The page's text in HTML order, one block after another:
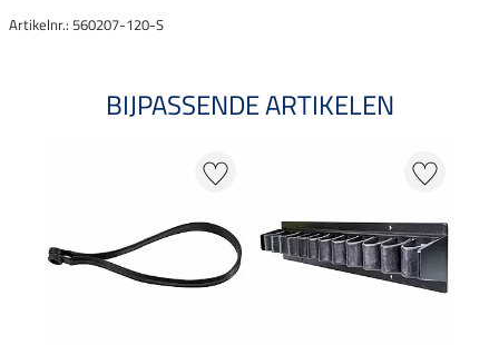
Artikelnr.: 560207-120-S
BIJPASSENDE ARTIKELEN